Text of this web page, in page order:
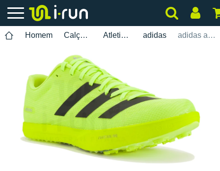
Homem Calçados Atletismo adidas adidas adizero LJ